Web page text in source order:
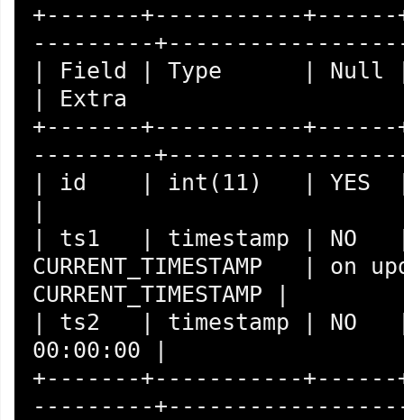
+-------+-----------
---------
| Field | Type      | Null |
| Extra
+-------+-----------
---------
| id    | int(11)   | YES
|
| ts1   | timestamp | NO
CURRENT_TIMESTAMP   | on
CURRENT_TIMESTAMP |
| ts2   | timestamp | NO
00:00:00 |
+-------+-----------
---------